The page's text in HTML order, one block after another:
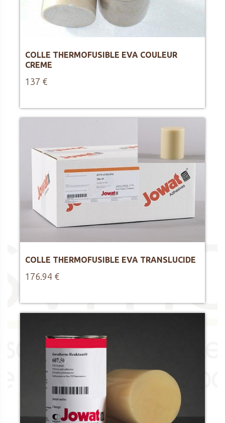
COLLE THERMOFUSIBLE EVA COULEUR
CREME
137 €
COLLE THERMOFUSIBLE EVA TRANSLUCIDE
176.94 €